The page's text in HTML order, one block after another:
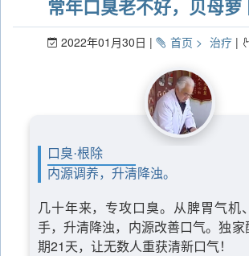
常年口臭老不好，贝母萝
2022年01月30日 首页 治疗
口臭·根除
内源调养，升清降浊。
几十年来，专攻口臭。从脾胃气机
手，升清降浊，内源改善口气。独家
期21天，让无数人重获清新口气！